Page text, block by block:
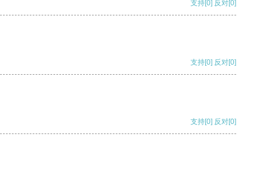
支持[0] 反对[0]
支持[0] 反对[0]
支持[0] 反对[0]